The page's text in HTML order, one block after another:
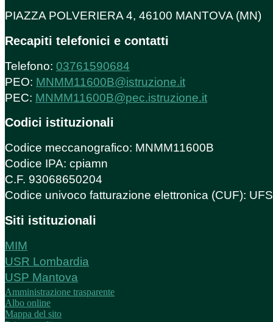
PIAZZA POLVERIERA 4, 46100 MANTOVA (MN)
Recapiti telefonici e contatti
Telefono: 03761590684
PEO: MNMM11600B@istruzione.it
PEC: MNMM11600B@pec.istruzione.it
Codici istituzionali
Codice meccanografico: MNMM11600B
Codice IPA: cpiamn
C.F. 93068650204
Codice univoco fatturazione elettronica (CUF):
Siti istituzionali
MIM
USR Lombardia
USP Mantova
Amministrazione trasparente
Albo online
Mappa del sito